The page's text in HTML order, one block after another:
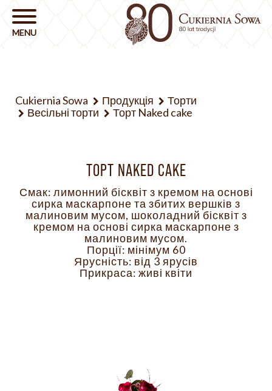
Cukiernia Sowa Продукція
Торти
Весільні торти
Торт Naked cake
ТОРТ NAKED CAKE
Смак: лимонний бісквіт з кремом на основі
сирка маскарпоне та збитих вершків з
малиновим мусом, шоколадний бісквіт з
кремом на основі сирка маскарпоне з
малиновим мусом.
Порції: мінімум 60
Ярусність: від 3 ярусів
Прикраса: живі квіти